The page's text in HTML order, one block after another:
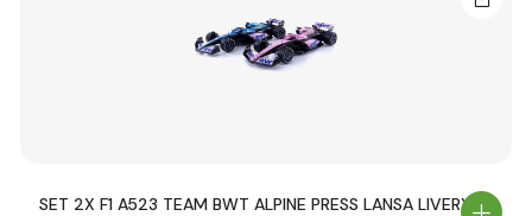
SET 2X F1 A523 TEAM BWT ALPINE PRESS LANSA LIVERY N